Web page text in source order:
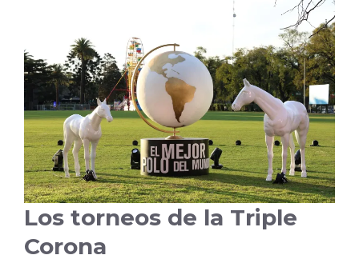
Los torneos de la Triple
Corona